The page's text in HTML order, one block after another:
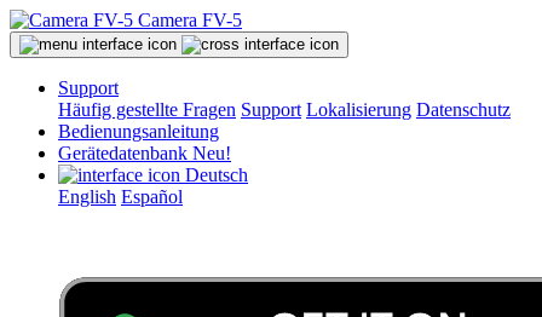
Camera FV-5
Support
Häufig gestellte Fragen Support Lokalisierung Datenschutz
Bedienungsanleitung
Gerätedatenbank Neu!
Deutsch
English Español